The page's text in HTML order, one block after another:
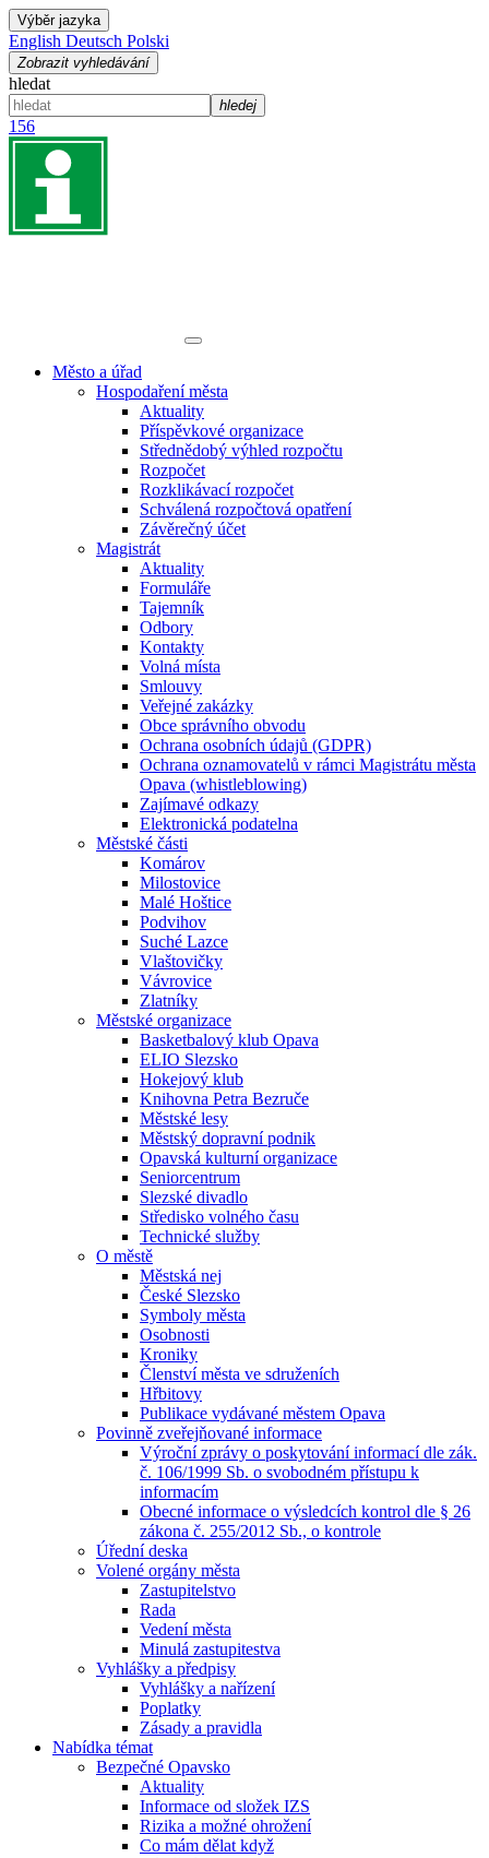
Výběr jazyka
English Deutsch Polski
Zobrazit vyhledávání
hledat
hledej
156
Město a úřad
Hospodaření města
Aktuality
Příspěvkové organizace
Střednědobý výhled rozpočtu
Rozpočet
Rozklikávací rozpočet
Schválená rozpočtová opatření
Závěrečný účet
Magistrát
Aktuality
Formuláře
Tajemník
Odbory
Kontakty
Volná místa
Smlouvy
Veřejné zakázky
Obce správního obvodu
Ochrana osobních údajů (GDPR)
Ochrana oznamovatelů v rámci Magistrátu města
Opava (whistleblowing)
Zajímavé odkazy
Elektronická podatelna
Městské části
Komárov
Milostovice
Malé Hoštice
Podvihov
Suché Lazce
Vlaštovičky
Vávrovice
Zlatníky
Městské organizace
Basketbalový klub Opava
ELIO Slezsko
Hokejový klub
Knihovna Petra Bezruče
Městské lesy
Městský dopravní podnik
Opavská kulturní organizace
Seniorcentrum
Slezské divadlo
Středisko volného času
Technické služby
O městě
Městská nej
České Slezsko
Symboly města
Osobnosti
Kroniky
Členství města ve sdruženích
Hřbitovy
Publikace vydávané městem Opava
Povinně zveřejňované informace
Výroční zprávy o poskytování informací dle zák.
č. 106/1999 Sb. o svobodném přístupu k
informacím
Obecné informace o výsledcích kontrol dle § 26
zákona č. 255/2012 Sb., o kontrole
Úřední deska
Volené orgány města
Zastupitelstvo
Rada
Vedení města
Minulá zastupitestva
Vyhlášky a předpisy
Vyhlášky a nařízení
Poplatky
Zásady a pravidla
Nabídka témat
Bezpečné Opavsko
Aktuality
Informace od složek IZS
Rizika a možné ohrožení
Co mám dělat když